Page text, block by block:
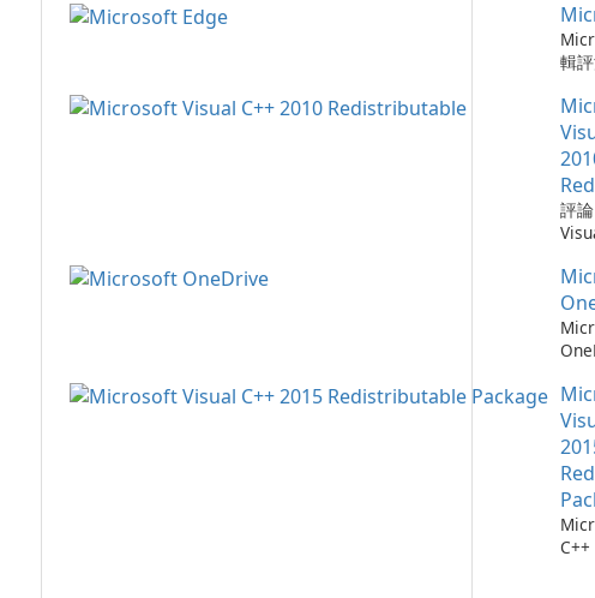
保
可
時
您
容
需
仔
自
會
腦
序
點
它
找
最
擁
瀏
速
更
務
旨
高
提
入
現
與
面
及
績
輯
瀏
器
全
深
統
加
能
制
目
創
戶
結
現
效
評
by
發
式
程
件
的
365
流
存
成
務
365
及